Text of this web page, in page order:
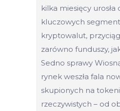
kilka miesięcy
kluczowych
kryptowalut,
zarówno funduszy,
Sedno sprawy
rynek weszła fala
skupionych na
rzeczywistych – od